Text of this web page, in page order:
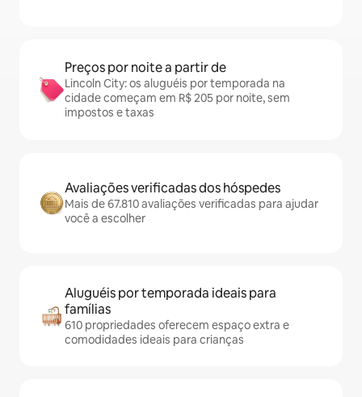
Preços por noite a partir de
Lincoln City: os aluguéis por temporada na
cidade começam em R$ 205 por noite, sem
impostos e taxas
Avaliações verificadas dos hóspedes
Mais de 67.810 avaliações verificadas para ajudar
você a escolher
Aluguéis por temporada ideais para
famílias
610 propriedades oferecem espaço extra e
comodidades ideais para crianças